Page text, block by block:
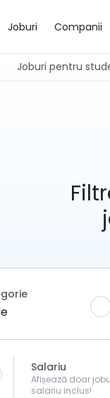
Joburi Companii
Joburi pentru
Salariu
Afișează doar
salariu inclus!